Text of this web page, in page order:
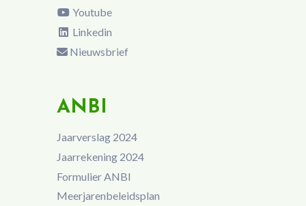
Youtube
Linkedin
Nieuwsbrief
ANBI
Jaarverslag 2024
Jaarrekening 2024
Formulier ANBI
Meerjarenbeleidsplan